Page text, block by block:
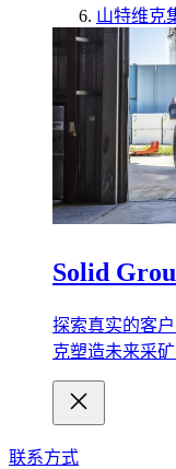
山特维克
Solid
探索真实的客
克塑造未来采矿
联系方式